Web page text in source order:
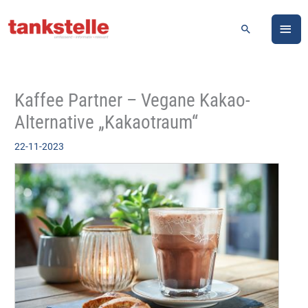
Inhalt
Suchen
Kaffee Partner – Vegane Kakao-
Alternative „Kakaotraum“
22-11-2023